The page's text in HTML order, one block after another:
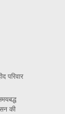
परिवार
की